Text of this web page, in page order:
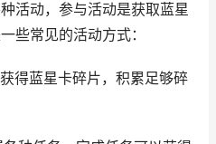
活动，参与活动是获取蓝星
些常见的活动方式：
得蓝星卡碎片，积累足够碎